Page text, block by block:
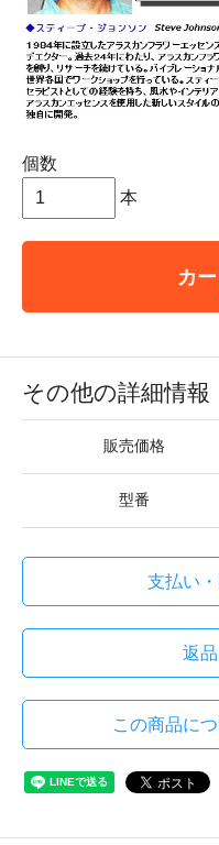
個数
本
カ
その他の詳細情報
販売価格
型番
支払い
返
この商品に